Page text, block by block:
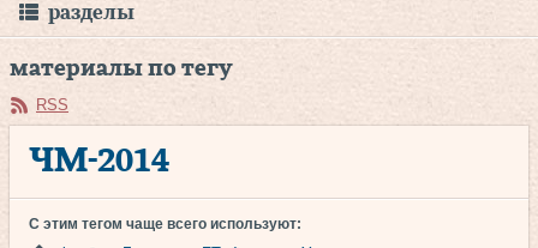
разделы
материалы по тегу
RSS
ЧМ-2014
С этим тегом чаще всего используют: